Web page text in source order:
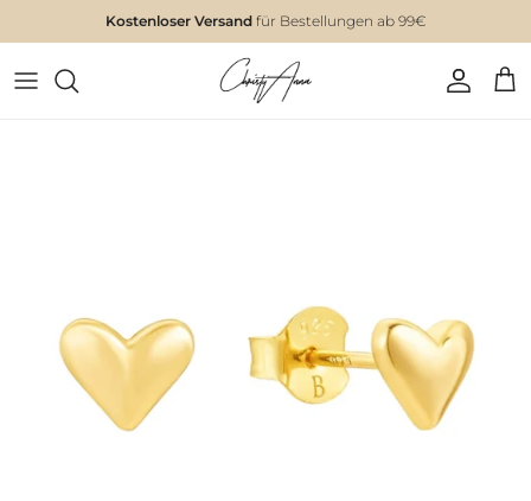
Kostenloser Versand für Bestellungen ab 99€